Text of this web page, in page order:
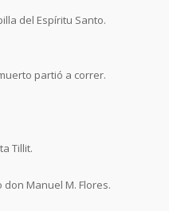
del Espíritu Santo.
partió a correr.
Tillit.
Manuel M. Flores.